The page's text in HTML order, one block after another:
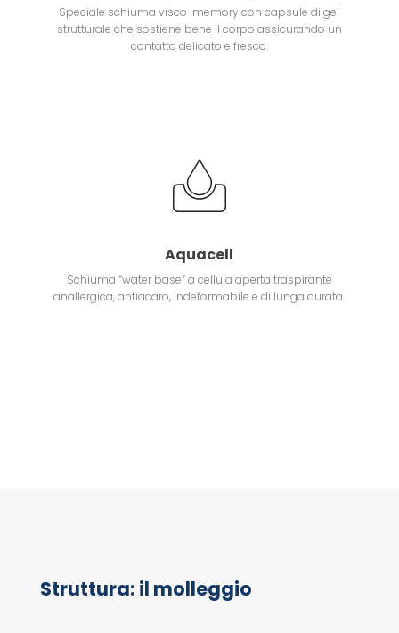
Speciale schiuma visco-memory con capsule di gel
strutturale che sostiene bene il corpo assicurando un
contatto delicato e fresco.
Aquacell
Schiuma “water base” a cellula aperta traspirante
anallergica, antiacaro, indeformabile e di lunga durata.
Struttura: il molleggio